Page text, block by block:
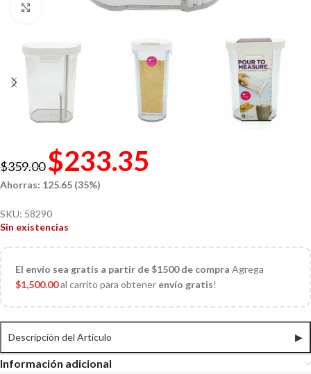
Click to enlarge
$359.00 $233.35
Ahorras: 125.65 (35%)
SKU: 58290
Sin existencias
El envío sea gratis a partir de $1500 de compra Agrega
$1,500.00al carrito para obtener envío gratis!
Descripción del Articulo ▶
Información adicional